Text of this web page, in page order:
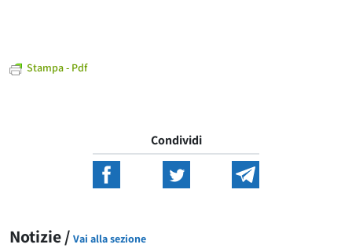
Stampa - Pdf
Condividi
Notizie / Vai alla sezione